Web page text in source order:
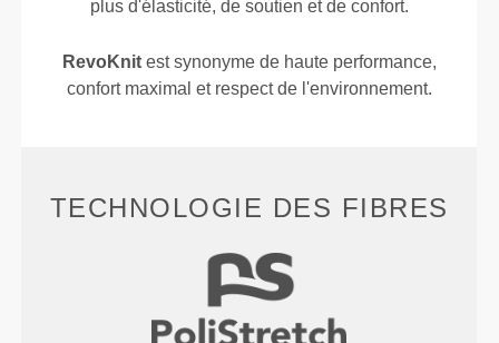
plus d'élasticité, de soutien et de confort.
RevoKnitest synonyme de haute performance,
confort maximal et respect de l'environnement.
TECHNOLOGIE DES FIBRES